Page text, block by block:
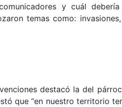
y cuál
temas como:
destacó la del
que “en nuestro territorio